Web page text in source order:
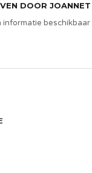
DOOR JOANNET
informatie beschikbaar